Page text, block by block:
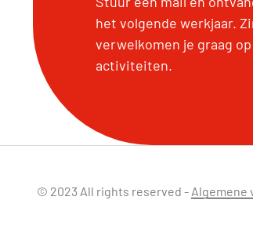
het volgende werkjaar.
verwelkomen je graag
activiteiten.
© 2023 All rights reserved - Algemene